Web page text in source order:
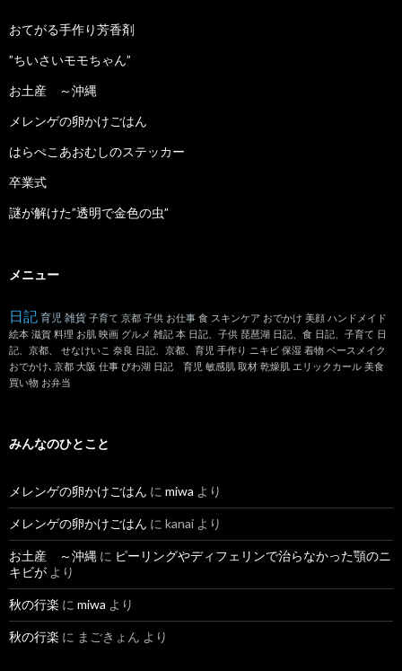
おてがる手作り芳香剤
”ちいさいモモちゃん”
お土産 ～沖縄
メレンゲの卵かけごはん
はらぺこあおむしのステッカー
卒業式
謎が解けた”透明で金色の虫”
メニュー
日記 育児 雑貨 子育て 京都 子供 お仕事 食 スキンケア おでかけ 美顔 ハンドメイド
絵本 滋賀 料理 お肌 映画 グルメ 雑記 本 日記、子供 琵琶湖 日記、食 日記、子育て 日
記、京都、
せなけいこ 奈良 日記、京都、育児 手作り ニキビ 保湿 着物 ベースメイク
おでかけ､京都 大阪 仕事 びわ湖 日記 育児 敏感肌 取材 乾燥肌 エリックカール 美食
買い物 お弁当
みんなのひとこと
メレンゲの卵かけごはん に miwa より
メレンゲの卵かけごはん に kanai より
お土産 ～沖縄 に ピーリングやディフェリンで治らなかった顎のニ
キビが より
秋の行楽 に miwa より
秋の行楽 に まごきょん より